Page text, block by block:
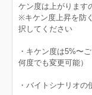
ケン度は上がります
※キケン度上昇を防
択してください
・キケン度は5%〜
何度でも変更可能）
・バイトシナリオの